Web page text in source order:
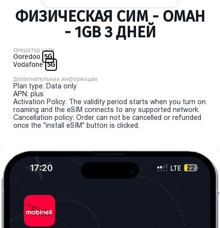
ФИЗИЧЕСКАЯ СИМ - ОМАН
- 1GB 3 ДНЕЙ
Оператор сети
Ooredoo 5G
Vodafone 5G
Дополнительная информация
Plan type: Data only
APN: plus
Activation Policy: The validity period starts when you turn on
roaming and the eSIM connects to any supported network.
Cancellation policy: Order can not be cancelled or refunded
once the "install eSIM" button is clicked.